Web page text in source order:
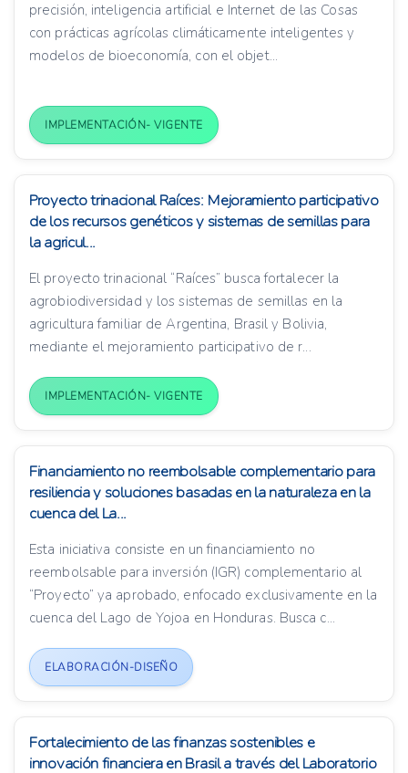
precisión, inteligencia artificial e Internet de las Cosas
con prácticas agrícolas climáticamente inteligentes y
modelos de bioeconomía, con el objet...
IMPLEMENTACIÓN- VIGENTE
Proyecto trinacional Raíces: Mejoramiento participativo
de los recursos genéticos y sistemas de semillas para
la agricul...
El proyecto trinacional “Raíces” busca fortalecer la
agrobiodiversidad y los sistemas de semillas en la
agricultura familiar de Argentina, Brasil y Bolivia,
mediante el mejoramiento participativo de r...
IMPLEMENTACIÓN- VIGENTE
Financiamiento no reembolsable complementario para
resiliencia y soluciones basadas en la naturaleza en la
cuenca del La...
Esta iniciativa consiste en un financiamiento no
reembolsable para inversión (IGR) complementario al
“Proyecto” ya aprobado, enfocado exclusivamente en la
cuenca del Lago de Yojoa en Honduras. Busca c...
ELABORACIÓN-DISEÑO
Fortalecimiento de las finanzas sostenibles e
innovación financiera en Brasil a través del Laboratorio